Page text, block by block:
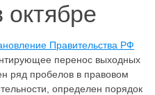
октябре
Правительства РФ
перенос выходных
ряд пробелов в правовом
определен порядок